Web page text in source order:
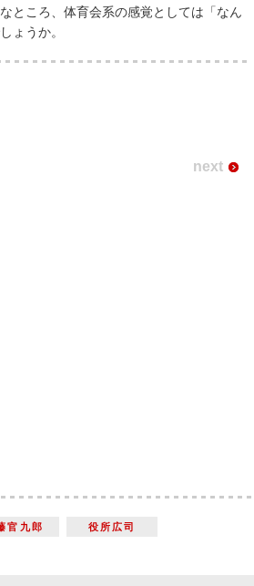
ところ、体育会系の感覚としては「なん
ょうか。
next
官九郎
役所広司